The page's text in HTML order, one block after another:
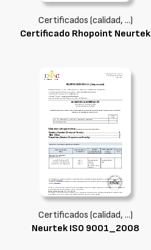
Certificados (calidad, ...)
Certificado Rhopoint Neurtek
Certificados (calidad, ...)
Neurtek ISO 9001_2008